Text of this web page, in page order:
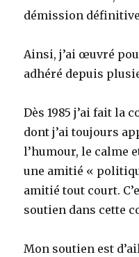
démission
Ainsi, j’ai œuvré
adhéré depuis
Dès 1985 j’ai fait la
dont j’ai toujours
l’humour, le calme
une amitié «
amitié tout court.
soutien dans cette
Mon soutien est